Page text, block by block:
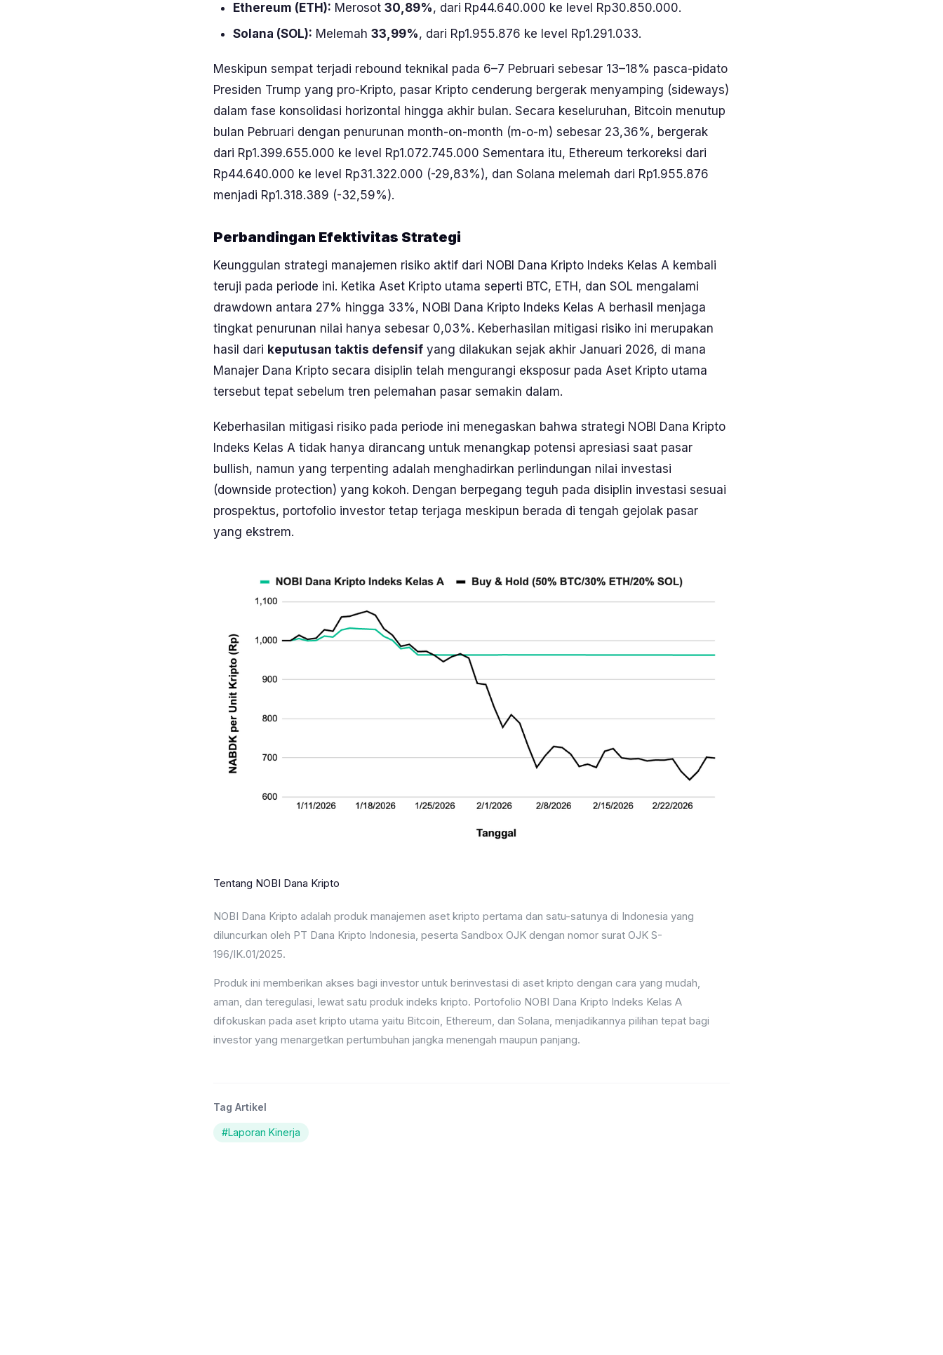
Ethereum (ETH): Merosot 30,89%, dari Rp44.640.000 ke level Rp30.850.000.
Solana (SOL): Melemah 33,99%, dari Rp1.955.876 ke level Rp1.291.033.
Meskipun sempat terjadi rebound teknikal pada 6–7 Pebruari sebesar 13–18% pasca-pidato
Presiden Trump yang pro-Kripto, pasar Kripto cenderung bergerak menyamping (sideways)
dalam fase konsolidasi horizontal hingga akhir bulan. Secara keseluruhan, Bitcoin menutup
bulan Pebruari dengan penurunan month-on-month (m-o-m) sebesar 23,36%, bergerak
dari Rp1.399.655.000 ke level Rp1.072.745.000 Sementara itu, Ethereum terkoreksi dari
Rp44.640.000 ke level Rp31.322.000 (-29,83%), dan Solana melemah dari Rp1.955.876
menjadi Rp1.318.389 (-32,59%).
Perbandingan Efektivitas Strategi
Keunggulan strategi manajemen risiko aktif dari NOBI Dana Kripto Indeks Kelas A kembali
teruji pada periode ini. Ketika Aset Kripto utama seperti BTC, ETH, dan SOL mengalami
drawdown antara 27% hingga 33%, NOBI Dana Kripto Indeks Kelas A berhasil menjaga
tingkat penurunan nilai hanya sebesar 0,03%. Keberhasilan mitigasi risiko ini merupakan
hasil dari keputusan taktis defensif yang dilakukan sejak akhir Januari 2026, di mana
Manajer Dana Kripto secara disiplin telah mengurangi eksposur pada Aset Kripto utama
tersebut tepat sebelum tren pelemahan pasar semakin dalam.
Keberhasilan mitigasi risiko pada periode ini menegaskan bahwa strategi NOBI Dana Kripto
Indeks Kelas A tidak hanya dirancang untuk menangkap potensi apresiasi saat pasar
bullish, namun yang terpenting adalah menghadirkan perlindungan nilai investasi
(downside protection) yang kokoh. Dengan berpegang teguh pada disiplin investasi sesuai
prospektus, portofolio investor tetap terjaga meskipun berada di tengah gejolak pasar
yang ekstrem.
Tentang NOBI Dana Kripto
NOBI Dana Kripto adalah produk manajemen aset kripto pertama dan satu-satunya di Indonesia yang
diluncurkan oleh PT Dana Kripto Indonesia, peserta Sandbox OJK dengan nomor surat OJK S-
196/IK.01/2025.
Produk ini memberikan akses bagi investor untuk berinvestasi di aset kripto dengan cara yang mudah,
aman, dan teregulasi, lewat satu produk indeks kripto. Portofolio NOBI Dana Kripto Indeks Kelas A
difokuskan pada aset kripto utama yaitu Bitcoin, Ethereum, dan Solana, menjadikannya pilihan tepat bagi
investor yang menargetkan pertumbuhan jangka menengah maupun panjang.
Tag Artikel
#Laporan Kinerja